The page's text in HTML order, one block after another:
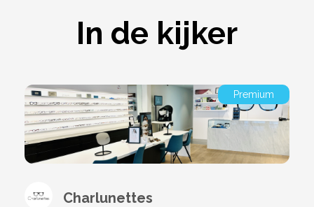
In de kijker
Premium
Charlunettes